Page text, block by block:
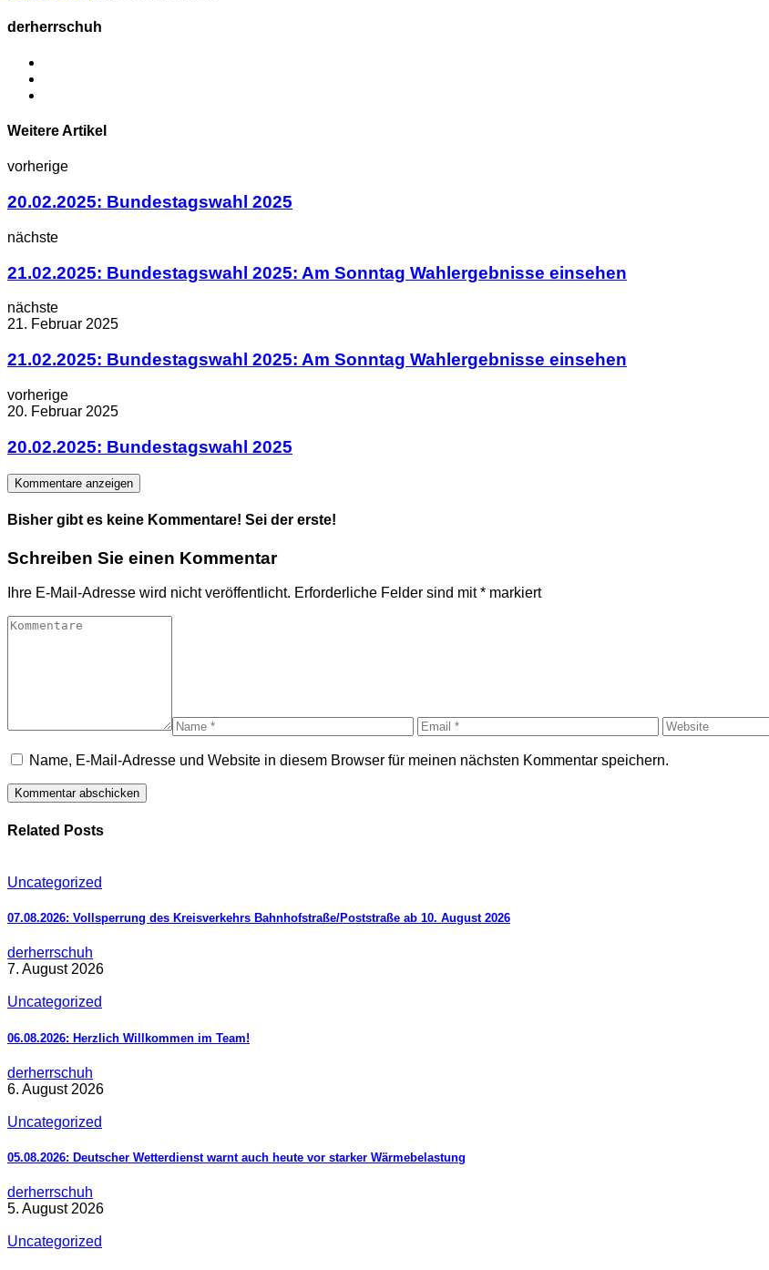
derherrschuh
Weitere Artikel
vorherige
20.02.2025: Bundestagswahl 2025
nächste
21.02.2025: Bundestagswahl 2025: Am Sonntag Wahlergebnisse einsehen
nächste
21. Februar 2025
21.02.2025: Bundestagswahl 2025: Am Sonntag Wahlergebnisse einsehen
vorherige
20. Februar 2025
20.02.2025: Bundestagswahl 2025
Kommentare anzeigen
Bisher gibt es keine Kommentare! Sei der erste!
Schreiben Sie einen Kommentar
Ihre E-Mail-Adresse wird nicht veröffentlicht. Erforderliche Felder sind mit* markiert
Name, E-Mail-Adresse und Website in diesem Browser für meinen nächsten Kommentar speichern.
Related Posts
Uncategorized
07.08.2026: Vollsperrung des Kreisverkehrs Bahnhofstraße/Poststraße ab 10. August 2026
derherrschuh
7. August 2026
Uncategorized
06.08.2026: Herzlich Willkommen im Team!
derherrschuh
6. August 2026
Uncategorized
05.08.2026: Deutscher Wetterdienst warnt auch heute vor starker Wärmebelastung
derherrschuh
5. August 2026
Uncategorized